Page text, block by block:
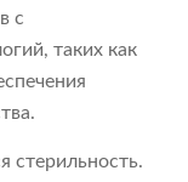
с
таких как
стерильность.